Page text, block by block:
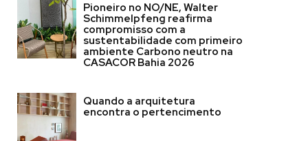
Pioneiro no NO/NE, Walter
Schimmelpfeng reafirma
compromisso com a
sustentabilidade com primeiro
ambiente Carbono neutro na
CASACOR Bahia 2026
Quando a arquitetura
encontra o pertencimento